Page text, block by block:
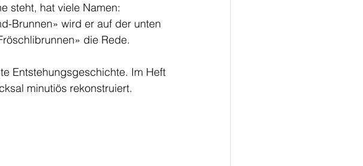
steht, hat viele Namen:
Brunnen» wird er auf der unten
die Rede.
Entstehungsgeschichte. Im Heft
minutiös rekonstruiert.